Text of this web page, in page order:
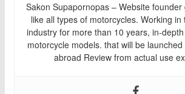
Sakon Supapornopas – Website founder
like all types of motorcycles. Working
industry for more than 10 years, in-
motorcycle models. that will be
abroad Review from actual use